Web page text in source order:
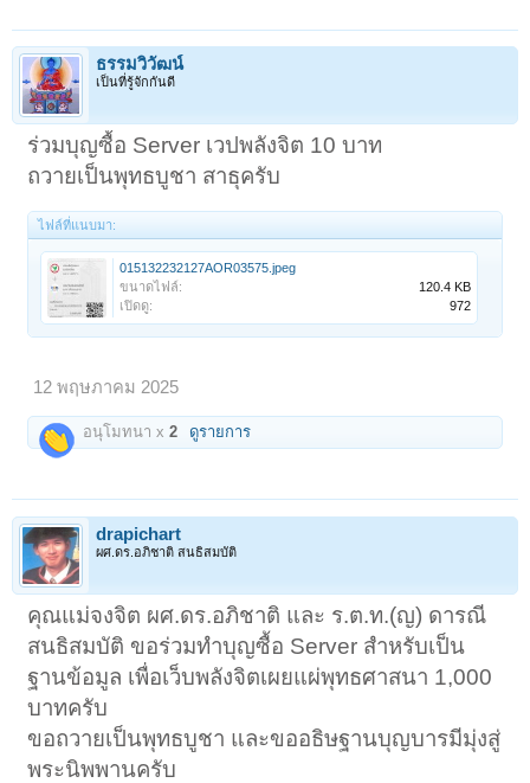
ธรรมวิวัฒน์
เป็นที่รู้จักกันดี
ร่วมบุญซื้อ Server เวปพลังจิต 10 บาท
ถวายเป็นพุทธบูชา สาธุครับ
ไฟล์ที่แนบมา:
015132232127AOR03575.jpeg
ขนาดไฟล์:
120.4 KB
เปิดดู:
972
12 พฤษภาคม 2025
อนุโมทนา x2 ดูรายการ
drapichart
ผศ.ดร.อภิชาติ สนธิสมบัติ
คุณแม่จงจิต ผศ.ดร.อภิชาติ และ ร.ต.ท.(ญ) ดารณี
สนธิสมบัติ ขอร่วมทำบุญซื้อ Server สำหรับเป็น
ฐานข้อมูล เพื่อเว็บพลังจิตเผยแผ่พุทธศาสนา 1,000
บาทครับ
ขอถวายเป็นพุทธบูชา และขออธิษฐานบุญบารมีมุ่งสู่
พระนิพพานครับ